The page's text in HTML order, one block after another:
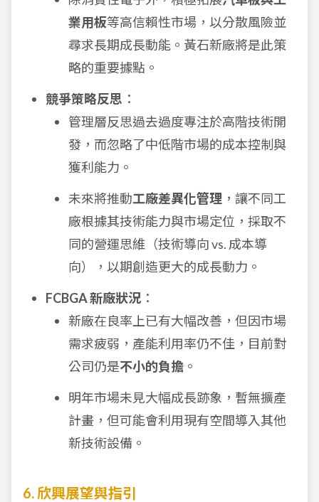
業用板等高信賴性市場，以分散風險並
尋求長期成長動能。黃石新廠將是此策
略的重要據點。
競爭策略反思 ：
管理層反思過去過度專注於高階技術開
發，而忽略了中低階市場的成本控制與
獲利能力。
未來將推動工廠差異化管理 ，讓不同工
廠根據其技術能力與市場定位，採取不
同的營運思維（技術導向 vs. 成本導
向），以期創造更大的成長動力。
FCBGA 新廠狀況 ：
新廠在良率上已有大幅改善，但因市場
需求疲弱，產能利用率仍不佳，目前對
公司仍是不小的負擔 。
明年市場未見大幅成長跡象，暫無擴產
計畫，但可能會利用現有空間導入其他
新技術設備。
6. 欣興展望與指引